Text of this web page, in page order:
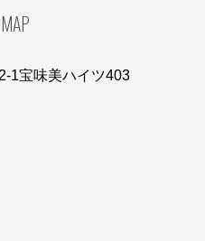
MAP
1宝味美ハイツ403